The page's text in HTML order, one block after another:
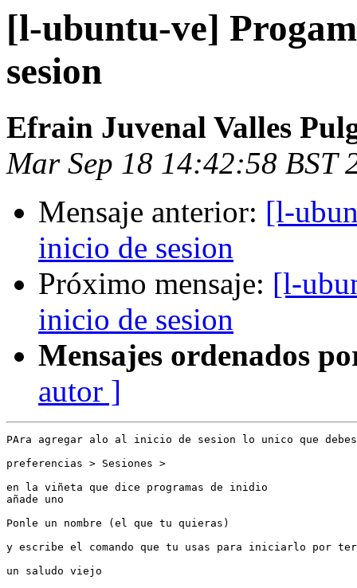
[l-ubuntu-ve]
sesion
Efrain Juvenal Valles
Mar Sep 18 14:42:58 BST
Mensaje anterior: [l-
inicio de sesion
Próximo mensaje: [l-
inicio de sesion
Mensajes ordenados
autor ]
PAra agregar alo al inicio de sesion lo unico que
preferencias > Sesiones >
en la viñeta que dice programas de inidio
añade uno
Ponle un nombre (el que tu quieras)
y escribe el comando que tu usas para iniciarlo por
un saludo viejo